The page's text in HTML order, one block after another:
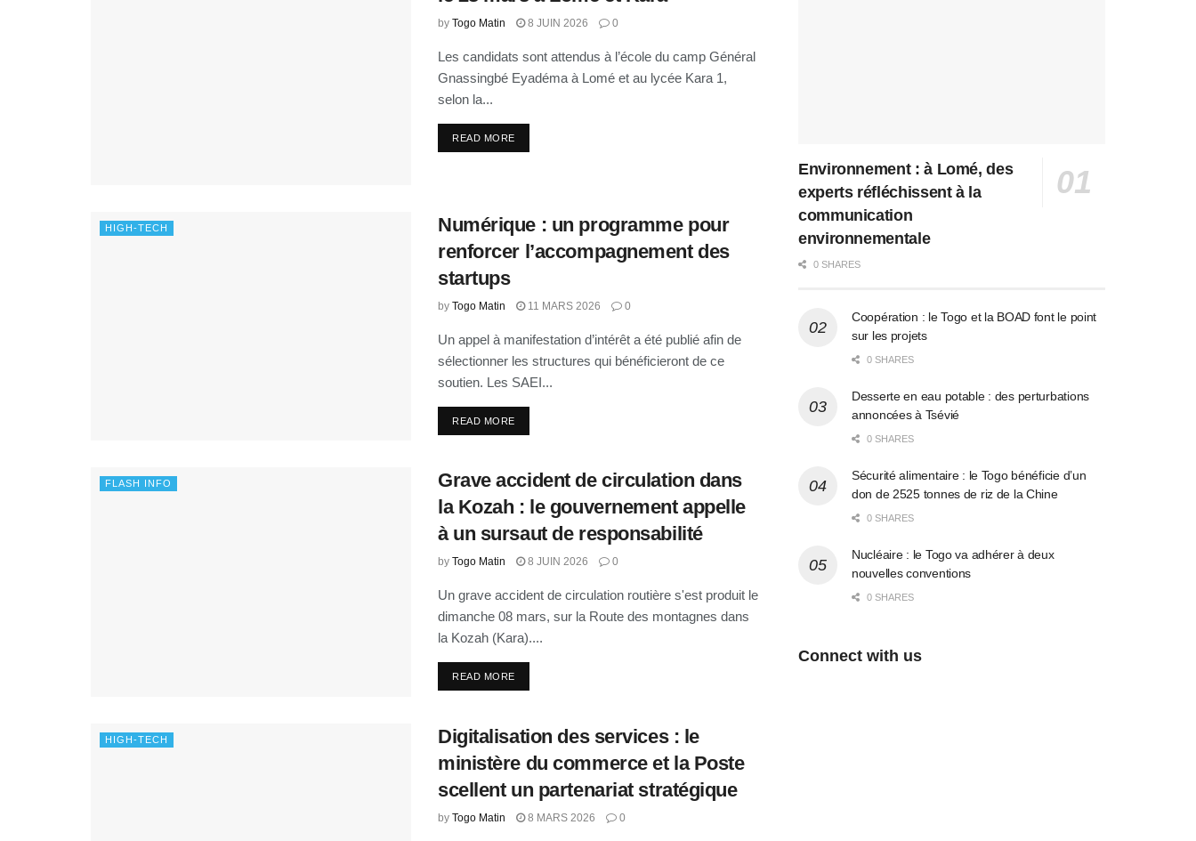
by Togo Matin 8 JUIN 2026 0
Les candidats sont attendus à l’école du camp Général
Gnassingbé Eyadéma à Lomé et au lycée Kara 1,
selon la...
READ MORE
HIGH-TECH
Numérique : un programme pour
renforcer l’accompagnement des
startups
by Togo Matin 11 MARS 2026 0
Un appel à manifestation d’intérêt a été publié afin de
sélectionner les structures qui bénéficieront de ce
soutien. Les SAEI...
READ MORE
FLASH INFO
Grave accident de circulation dans
la Kozah : le gouvernement appelle
à un sursaut de responsabilité
by Togo Matin 8 JUIN 2026 0
Un grave accident de circulation routière s'est produit le
dimanche 08 mars, sur la Route des montagnes dans
la Kozah (Kara)....
READ MORE
HIGH-TECH
Digitalisation des services : le
ministère du commerce et la Poste
scellent un partenariat stratégique
by Togo Matin 8 MARS 2026 0
Environnement : à Lomé, des
experts réfléchissent à la
communication
environnementale
0 SHARES
Coopération : le Togo et la BOAD font le point
sur les projets
0 SHARES
Desserte en eau potable : des perturbations
annoncées à Tsévié
0 SHARES
Sécurité alimentaire : le Togo bénéficie d’un
don de 2525 tonnes de riz de la Chine
0 SHARES
Nucléaire : le Togo va adhérer à deux
nouvelles conventions
0 SHARES
Connect with us